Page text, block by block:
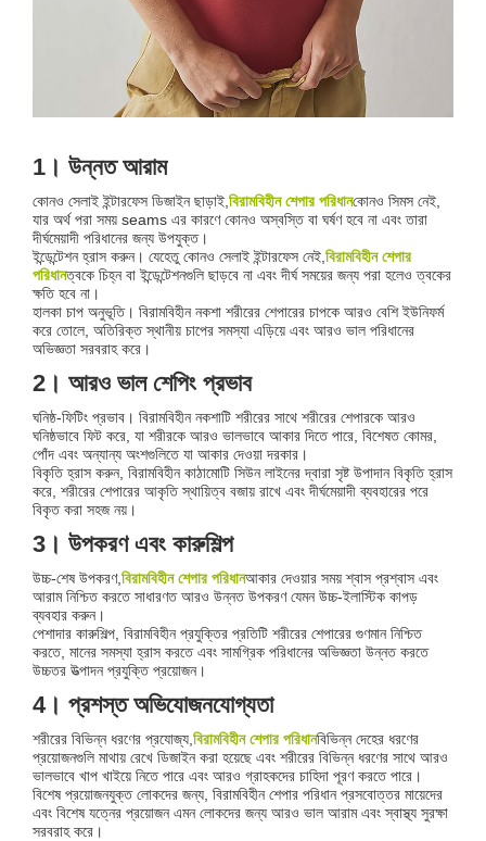
1। উন্নত আরাম
কোনও সেলাই ইন্টারফেস ডিজাইন ছাড়াই,বিরামবিহীন শেপার পরিধানকোনও সিমস নেই,
যার অর্থ পরা সময় seams এর কারণে কোনও অস্বস্তি বা ঘর্ষণ হবে না এবং তারা
দীর্ঘমেয়াদী পরিধানের জন্য উপযুক্ত।
ইন্ডেন্টেশন হ্রাস করুন। যেহেতু কোনও সেলাই ইন্টারফেস নেই,বিরামবিহীন শেপার
পরিধানত্বকে চিহ্ন বা ইন্ডেন্টেশনগুলি ছাড়বে না এবং দীর্ঘ সময়ের জন্য পরা হলেও ত্বকের
ক্ষতি হবে না।
হালকা চাপ অনুভূতি। বিরামবিহীন নকশা শরীরের শেপারের চাপকে আরও বেশি ইউনিফর্ম
করে তোলে, অতিরিক্ত স্থানীয় চাপের সমস্যা এড়িয়ে এবং আরও ভাল পরিধানের
অভিজ্ঞতা সরবরাহ করে।
2। আরও ভাল শেপিং প্রভাব
ঘনিষ্ঠ-ফিটিং প্রভাব। বিরামবিহীন নকশাটি শরীরের সাথে শরীরের শেপারকে আরও
ঘনিষ্ঠভাবে ফিট করে, যা শরীরকে আরও ভালভাবে আকার দিতে পারে, বিশেষত কোমর,
পোঁদ এবং অন্যান্য অংশগুলিতে যা আকার দেওয়া দরকার।
বিকৃতি হ্রাস করুন, বিরামবিহীন কাঠামোটি সিউন লাইনের দ্বারা সৃষ্ট উপাদান বিকৃতি হ্রাস
করে, শরীরের শেপারের আকৃতি স্থায়িত্ব বজায় রাখে এবং দীর্ঘমেয়াদী ব্যবহারের পরে
বিকৃত করা সহজ নয়।
3। উপকরণ এবং কারুশিল্প
উচ্চ-শেষ উপকরণ,বিরামবিহীন শেপার পরিধানআকার দেওয়ার সময় শ্বাস প্রশ্বাস এবং
আরাম নিশ্চিত করতে সাধারণত আরও উন্নত উপকরণ যেমন উচ্চ-ইলাস্টিক কাপড়
ব্যবহার করুন।
পেশাদার কারুশিল্প, বিরামবিহীন প্রযুক্তির প্রতিটি শরীরের শেপারের গুণমান নিশ্চিত
করতে, মানের সমস্যা হ্রাস করতে এবং সামগ্রিক পরিধানের অভিজ্ঞতা উন্নত করতে
উচ্চতর উত্পাদন প্রযুক্তি প্রয়োজন।
4। প্রশস্ত অভিযোজনযোগ্যতা
শরীরের বিভিন্ন ধরণের প্রযোজ্য,বিরামবিহীন শেপার পরিধানবিভিন্ন দেহের ধরণের
প্রয়োজনগুলি মাথায় রেখে ডিজাইন করা হয়েছে এবং শরীরের বিভিন্ন ধরণের সাথে আরও
ভালভাবে খাপ খাইয়ে নিতে পারে এবং আরও গ্রাহকদের চাহিদা পূরণ করতে পারে।
বিশেষ প্রয়োজনযুক্ত লোকদের জন্য, বিরামবিহীন শেপার পরিধান প্রসবোত্তর মায়েদের
এবং বিশেষ যত্নের প্রয়োজন এমন লোকদের জন্য আরও ভাল আরাম এবং স্বাস্থ্য সুরক্ষা
সরবরাহ করে।